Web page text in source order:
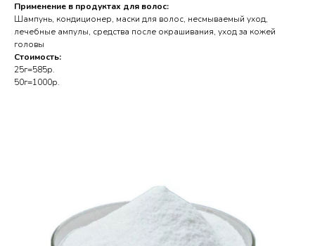
Применение в продуктах для волос:
Шампунь, кондиционер, маски для волос, несмываемый уход,
лечебные ампулы, средства после окрашивания, уход за кожей
головы
Стоимость:
25г=585р.
50г=1000р.